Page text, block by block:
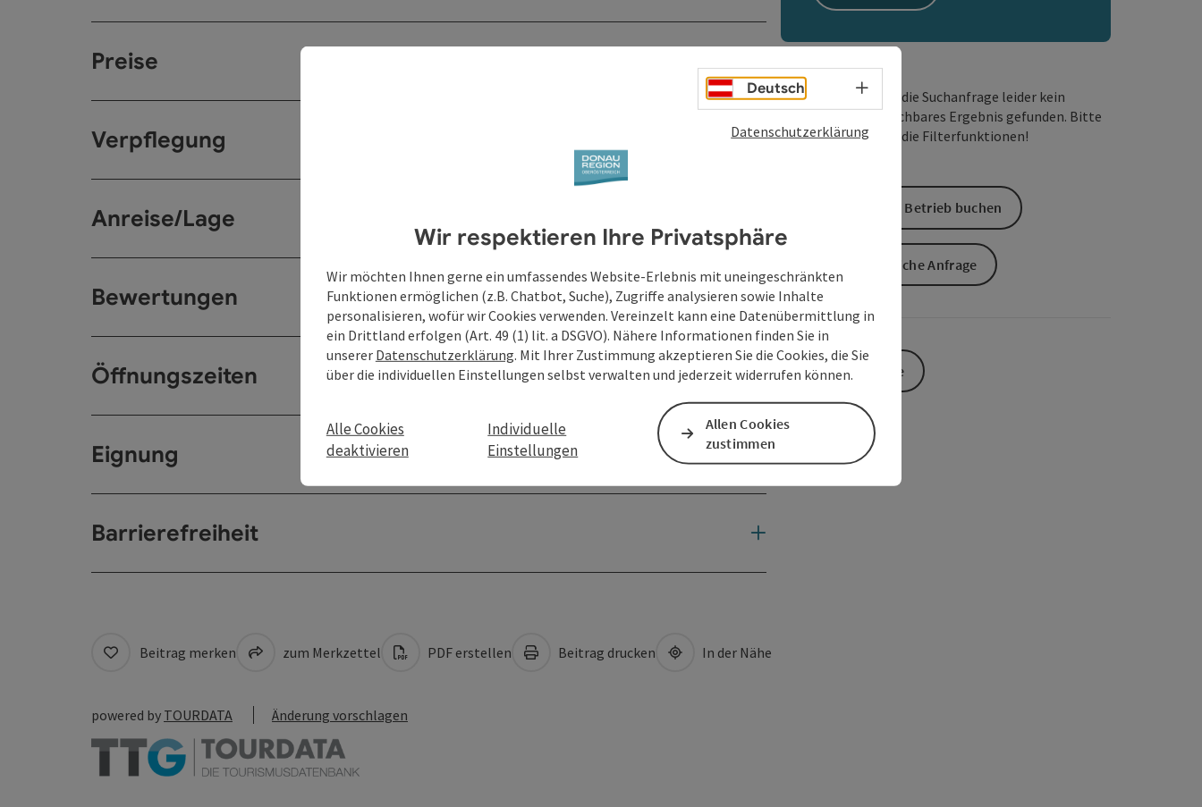
Preise
Verpflegung
Anreise/Lage
Bewertungen
Öffnungszeiten
Eignung
Barrierefreiheit
Wir haben für die Suchanfrage leider kein
passendes buchbares Ergebnis gefunden. Bitte
verändern Sie die Filterfunktionen!
Direkt beim Betrieb buchen
Unverbindliche Anfrage
Zur Website
Beitrag merken zum Merkzettel PDF erstellen Beitrag drucken In der Nähe
powered by TOURDATA Änderung vorschlagen
Deutsch Sprachwahl - Menü öffnen
Datenschutzerklärung
Wir respektieren Ihre Privatsphäre
Wir möchten Ihnen gerne ein umfassendes Website-Erlebnis mit uneingeschränkten
Funktionen ermöglichen (z.B. Chatbot, Suche), Zugriffe analysieren sowie Inhalte
personalisieren, wofür wir Cookies verwenden. Vereinzelt kann eine Datenübermittlung in
ein Drittland erfolgen (Art. 49 (1) lit. a DSGVO). Nähere Informationen finden Sie in
unserer Datenschutzerklärung. Mit Ihrer Zustimmung akzeptieren Sie die Cookies, die Sie
über die individuellen Einstellungen selbst verwalten und jederzeit widerrufen können.
Alle Cookies
deaktivieren
Individuelle
Einstellungen
Allen Cookies
zustimmen